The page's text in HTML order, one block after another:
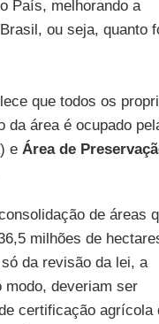
País, melhorando a
ou seja, quanto
que todos os
da área é ocupado
e Área de
de áreas
milhões de
da revisão da lei, a
modo, deveriam ser
certificação agrícola